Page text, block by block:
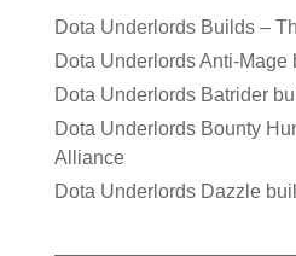
Dota Underlords Builds –
Dota Underlords Anti-
Dota Underlords Batrider
Dota Underlords Bounty
Alliance
Dota Underlords Dazzle